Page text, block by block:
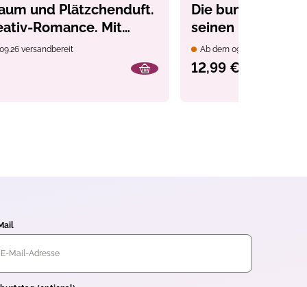
und Plätzchenduft.
Romance. Mit
Knit-Along.
(Band 2)
versandbereit
Die bunte Welt
seinen Freunden
Ab dem 09.10.26
12,99 €